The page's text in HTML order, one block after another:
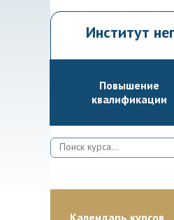
Институт
Повышение
квалификации
Календарь курсов